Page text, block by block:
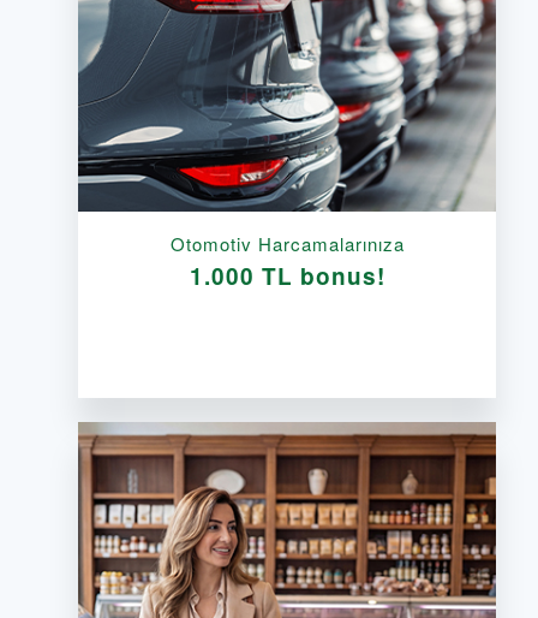
Otomotiv Harcamalarınıza
1.000 TL bonus!